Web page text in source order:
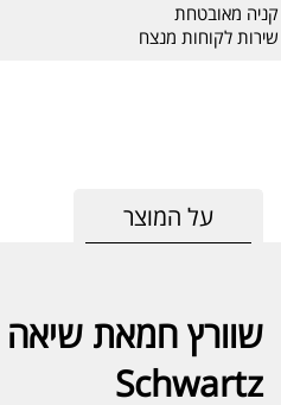
קניה מאובטחת
שירות לקוחות מנצח
על המוצר
Schwartz